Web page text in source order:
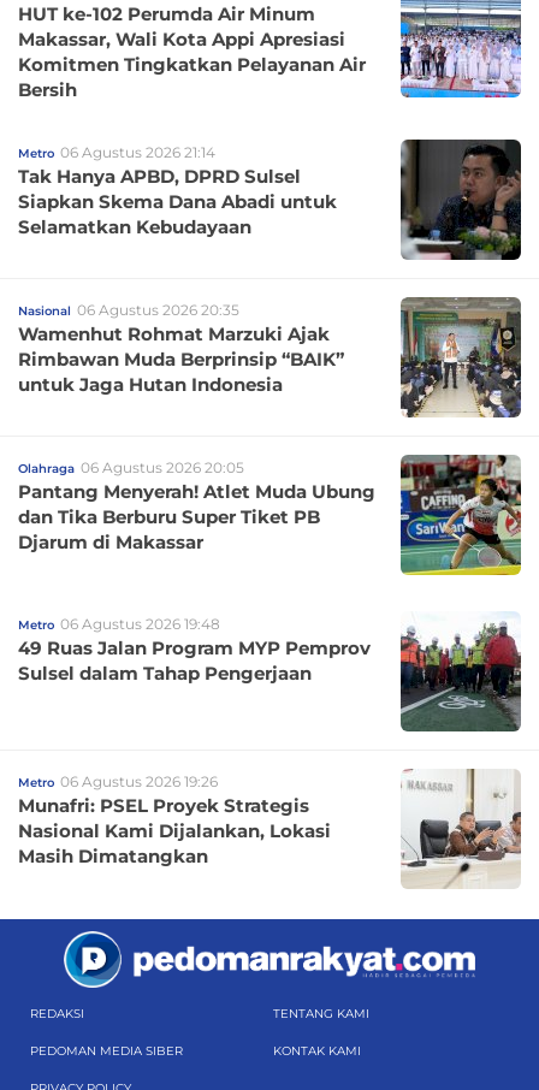
HUT ke-102 Perumda Air Minum
Makassar, Wali Kota Appi Apresiasi
Komitmen Tingkatkan Pelayanan Air
Bersih
Metro 06 Agustus 2026 21:14
Tak Hanya APBD, DPRD Sulsel
Siapkan Skema Dana Abadi untuk
Selamatkan Kebudayaan
Nasional 06 Agustus 2026 20:35
Wamenhut Rohmat Marzuki Ajak
Rimbawan Muda Berprinsip “BAIK”
untuk Jaga Hutan Indonesia
Olahraga 06 Agustus 2026 20:05
Pantang Menyerah! Atlet Muda Ubung
dan Tika Berburu Super Tiket PB
Djarum di Makassar
Metro 06 Agustus 2026 19:48
49 Ruas Jalan Program MYP Pemprov
Sulsel dalam Tahap Pengerjaan
Metro 06 Agustus 2026 19:26
Munafri: PSEL Proyek Strategis
Nasional Kami Dijalankan, Lokasi
Masih Dimatangkan
REDAKSI TENTANG KAMI
PEDOMAN MEDIA SIBER KONTAK KAMI